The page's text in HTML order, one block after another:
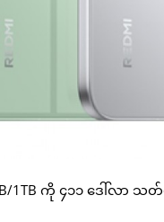
1TB ကို ၄၁၁ ဒေါ်လာ